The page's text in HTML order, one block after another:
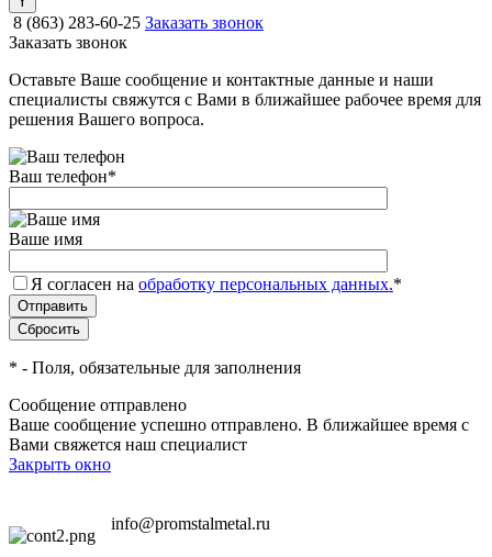
8 (863) 283-60-25 Заказать звонок
Заказать звонок
Оставьте Ваше сообщение и контактные данные и наши
специалисты свяжутся с Вами в ближайшее рабочее время для
решения Вашего вопроса.
Ваш телефон*
Ваше имя
Я согласен на обработку персональных данных.*
* - Поля, обязательные для заполнения
Сообщение отправлено
Ваше сообщение успешно отправлено. В ближайшее время с
Вами свяжется наш специалист
Закрыть окно
info@promstalmetal.ru